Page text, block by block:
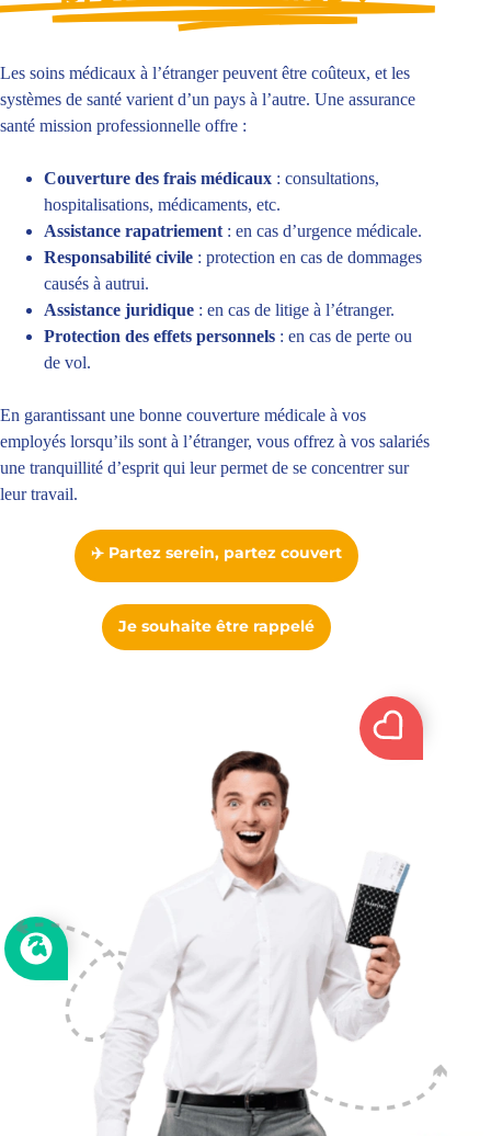
Les soins médicaux à l’étranger peuvent être coûteux, et les
systèmes de santé varient d’un pays à l’autre. Une assurance
santé mission professionnelle offre :
Couverture des frais médicaux : consultations,
hospitalisations, médicaments, etc.
Assistance rapatriement: en cas d’urgence médicale.
Responsabilité civile : protection en cas de dommages
causés à autrui.
Assistance juridique : en cas de litige à l’étranger.
Protection des effets personnels : en cas de perte ou
de vol.
En garantissant une bonne couverture médicale à vos
employés lorsqu’ils sont à l’étranger, vous offrez à vos salariés
une tranquillité d’esprit qui leur permet de se concentrer sur
leur travail.
✈️ Partez serein, partez couvert
Je souhaite être rappelé